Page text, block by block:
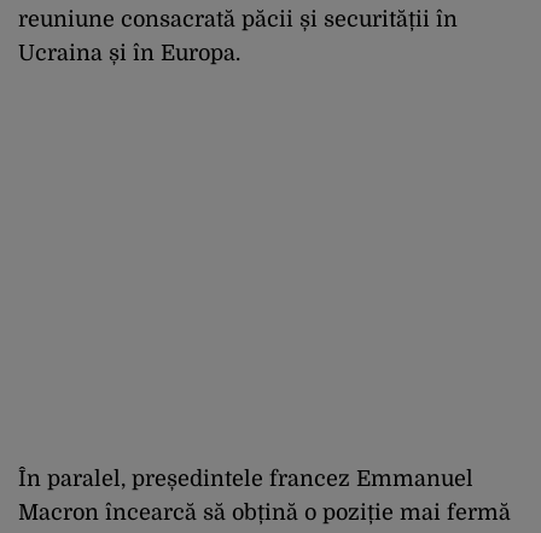
reuniune consacrată păcii și securității în
Ucraina și în Europa.
În paralel, președintele francez Emmanuel
Macron încearcă să obțină o poziție mai fermă